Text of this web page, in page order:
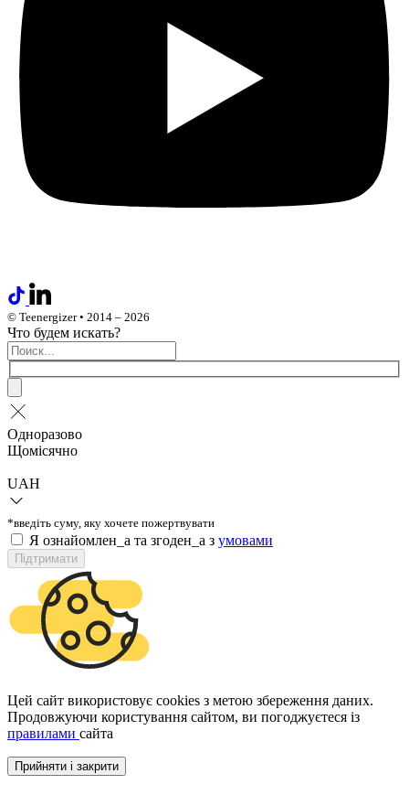
© Teenergizer • 2014 – 2026
Что будем искать?
Одноразово
Щомісячно
UAH
*введіть суму, яку хочете пожертвувати
Я ознайомлен_а та згоден_а з умовами
Підтримати
Цей сайт використовує cookies з метою збереження даних.
Продовжуючи користування сайтом, ви погоджуєтеся із
правилами сайта
Прийняти і закрити